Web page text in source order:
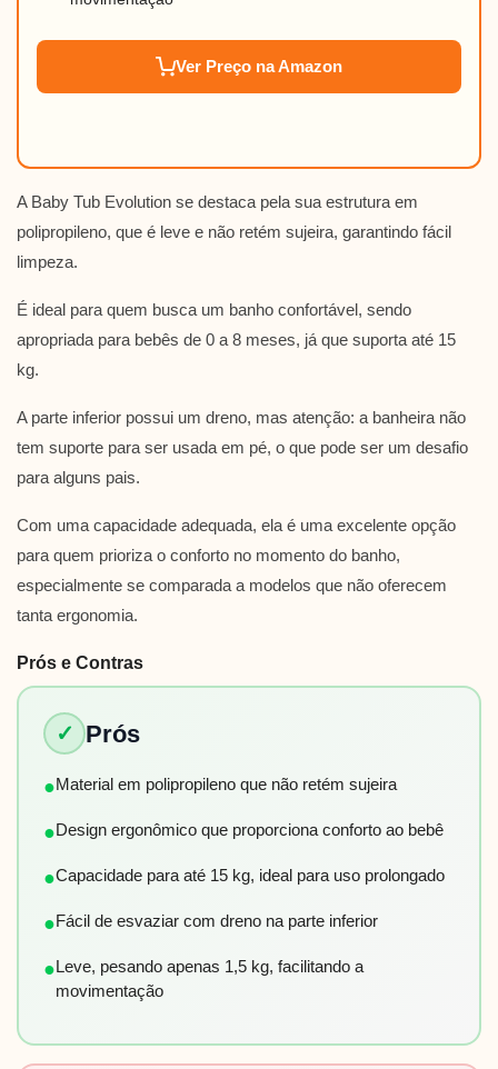
Ver Preço na Amazon
A Baby Tub Evolution se destaca pela sua estrutura em
polipropileno, que é leve e não retém sujeira, garantindo fácil
limpeza.
É ideal para quem busca um banho confortável, sendo
apropriada para bebês de 0 a 8 meses, já que suporta até 15
kg.
A parte inferior possui um dreno, mas atenção: a banheira não
tem suporte para ser usada em pé, o que pode ser um desafio
para alguns pais.
Com uma capacidade adequada, ela é uma excelente opção
para quem prioriza o conforto no momento do banho,
especialmente se comparada a modelos que não oferecem
tanta ergonomia.
Prós e Contras
✓ Prós
●Material em polipropileno que não retém sujeira
●Design ergonômico que proporciona conforto ao bebê
●Capacidade para até 15 kg, ideal para uso prolongado
●Fácil de esvaziar com dreno na parte inferior
●Leve, pesando apenas 1,5 kg, facilitando a
movimentação